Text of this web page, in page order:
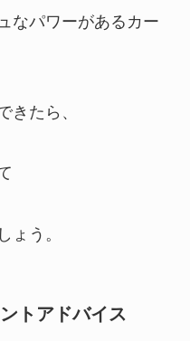
なパワーがあるカー
きたら、
ょう。
トアドバイス